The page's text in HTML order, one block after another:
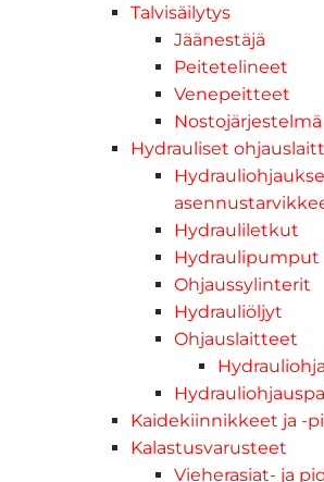
Talvisäilytys
Jäänestäjä
Peitetelineet
Venepeitteet
Nostojärjestelmä
Hydrauliset
Hydrauliletkut
Hydraulipumput
Ohjaussylinterit
Hydrauliöljyt
Ohjauslaitteet
Kaidekiinnikkeet ja -
Kalastusvarusteet
Vieherasiat- ja